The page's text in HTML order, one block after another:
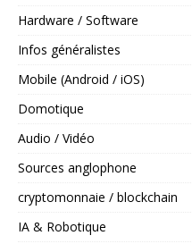
Hardware / Software
Infos généralistes
Mobile (Android / iOS)
Domotique
Audio / Vidéo
Sources anglophone
cryptomonnaie / blockchain
IA & Robotique